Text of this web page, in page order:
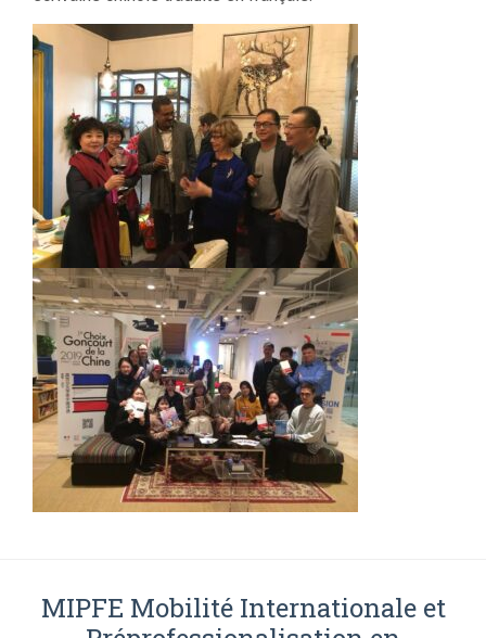
MIPFE Mobilité Internationale et